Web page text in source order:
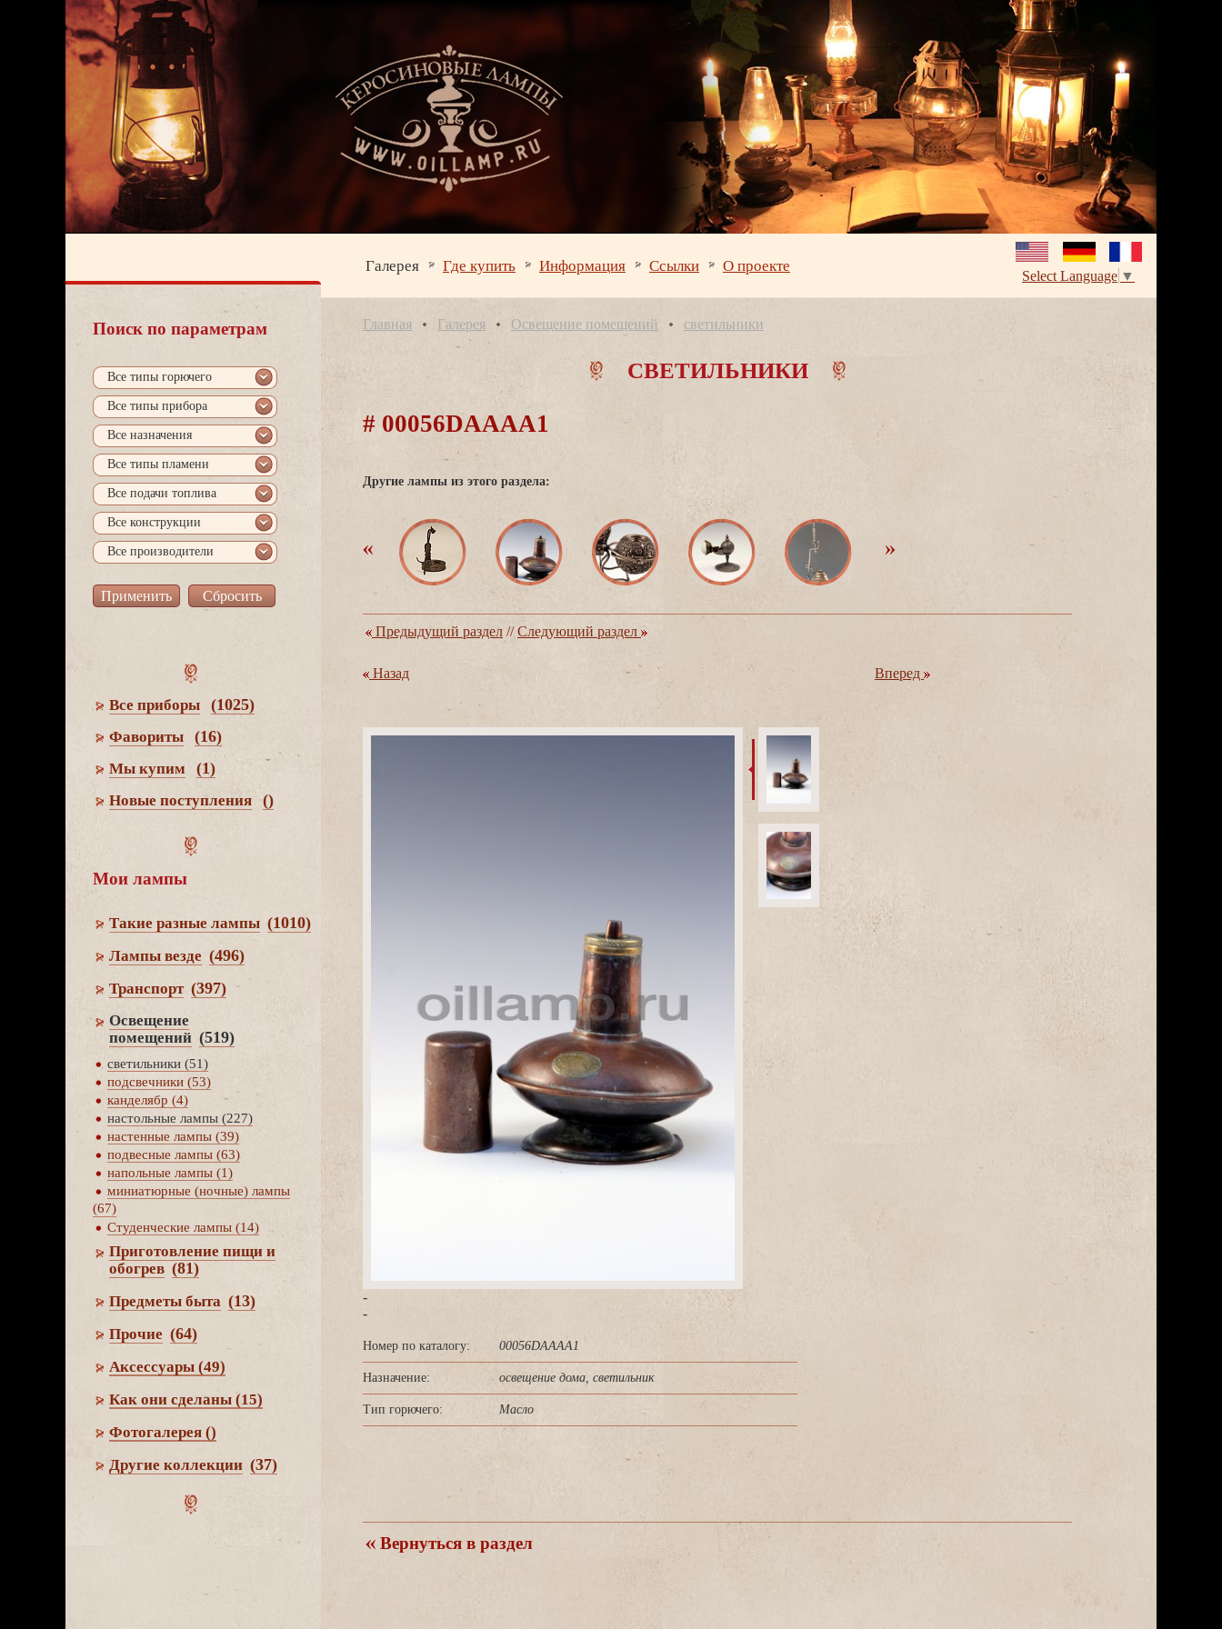
Галерея Где купить Информация Ссылки О проекте
Select Language ▼
Поиск по параметрам
се типы горючего
се типы прибора
се назначения
се типы пламени
се подачи топлива
се конструкции
се производители
се приборы (1025)
Фавориты (16)
Мы купим (1)
Новые поступления ()
Мои лампы
Такие разные лампы (1010)
Лампы везде (496)
Транспорт (397)
Освещение
помещений (519)
светильники (51)
подсвечники (53)
канделябр (4)
настольные лампы (227)
настенные лампы (39)
подвесные лампы (63)
напольные лампы (1)
миниатюрные (ночные) лампы
(67)
Студенческие лампы (14)
Приготовление пищи и
обогре (81)
Предметы быта (13)
Прочие (64)
Аксессуары (49)
Как они сделаны (15)
Фотогалерея ()
Другие коллекции (37)
Главная Галерея Освещение помещений светильники
СВЕТИЛЬНИКИ
# 00056DAAAA1
Другие лампы из этого раздела:
Предыдущий раздел //Следующий раздел
Назад перед
-
-
Номер по каталогу: 00056DAAAA1
Назначение: освещение дома, светильник
Тип горючего: Масло
ернуться в раздел